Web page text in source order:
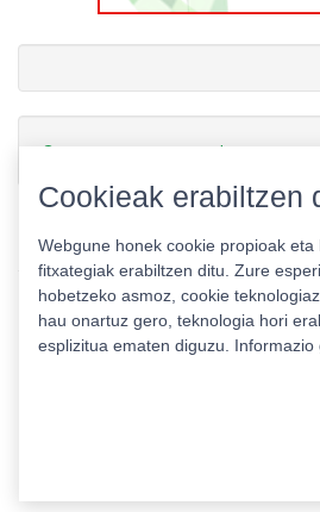
Gamerauntsia-ren txioak
Cookieak erabiltzen
Webgune honek cookie propioak
fitxategiak erabiltzen ditu. Zure
hobetzeko asmoz, cookie
hau onartuz gero, teknologia hori
esplizitua ematen diguzu. Informazio